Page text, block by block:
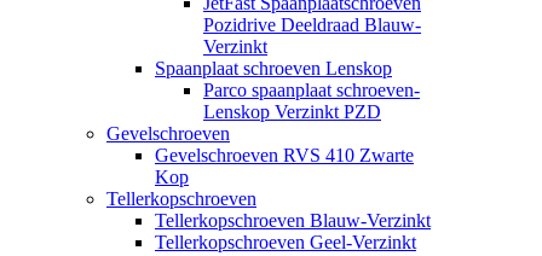
Pozidrive Deeldraad Blauw-
Verzinkt
Spaanplaat schroeven Lenskop
Parco spaanplaat schroeven-
Lenskop Verzinkt PZD
Gevelschroeven
Gevelschroeven RVS 410 Zwarte
Kop
Tellerkopschroeven
Tellerkopschroeven Blauw-Verzinkt
Tellerkopschroeven Geel-Verzinkt